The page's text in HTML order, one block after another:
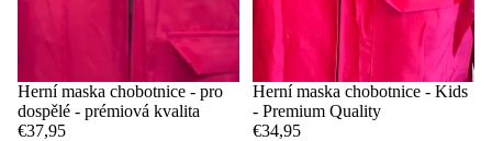
Herní maska chobotnice - pro
dospělé - prémiová kvalita
€37,95
Herní maska chobotnice - Kids
- Premium Quality
€34,95